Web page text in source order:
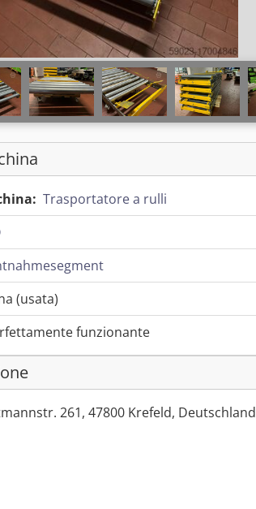
Trasportatore a rulli
(usata)
funzionante
261, 47800 Krefeld, Deutschland